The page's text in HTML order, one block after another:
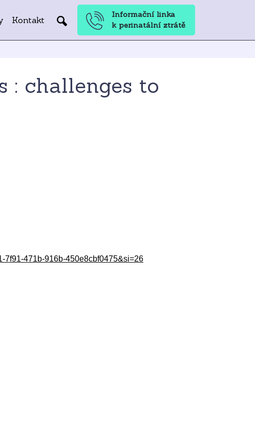
Kontakt
Informační linka
k perinatální ztrátě
: challenges to
7f91-471b-916b-450e8cbf0475&si=26